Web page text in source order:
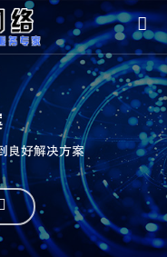
良好解决方案